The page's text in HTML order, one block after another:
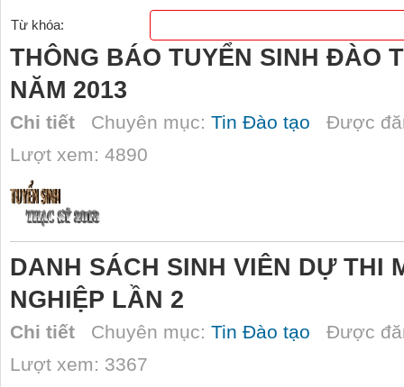
Từ khóa:
THÔNG BÁO TUYỂN SINH ĐÀO
NĂM 2013
Chi tiết Chuyên mục: Tin Đào tạo Được
Lượt xem: 4890
DANH SÁCH SINH VIÊN DỰ THI
NGHIỆP LẦN 2
Chi tiết Chuyên mục: Tin Đào tạo Được
Lượt xem: 3367